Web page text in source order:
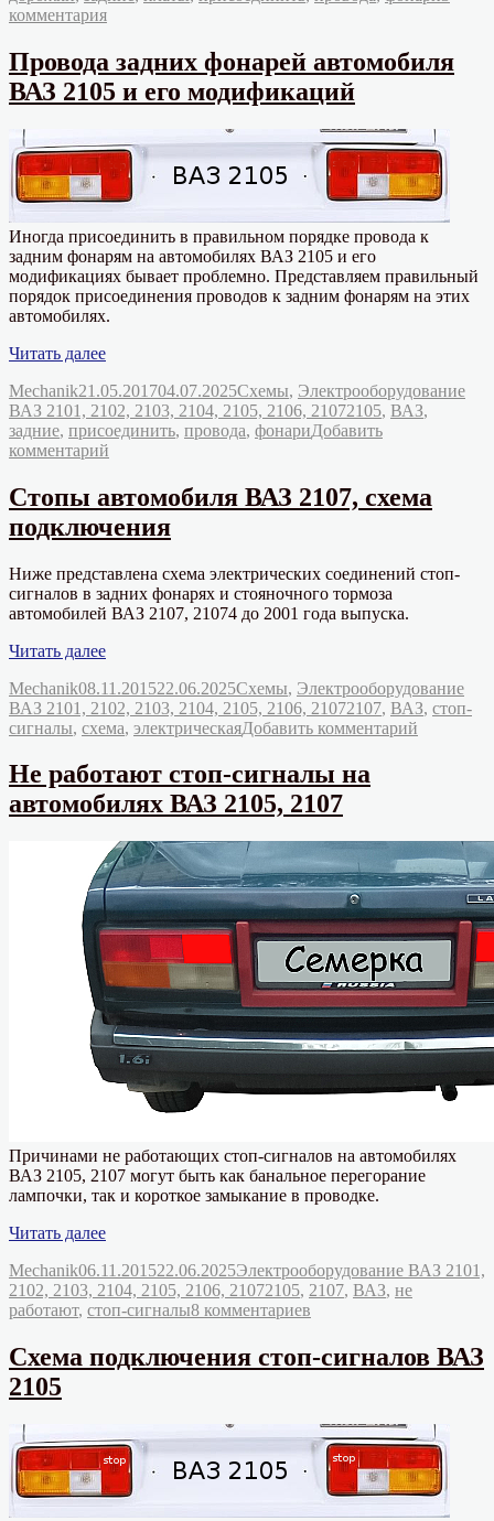
автомобиля
2107»
комментарияк
и
платы
автомобиля
ВАЗ
2107
Провода задних фонарей автомобиля
ВАЗ 2105 и его модификаций
Иногда присоединить в правильном порядке провода к
задним фонарям на автомобилях ВАЗ 2105 и его
модификациях бывает проблемно. Представляем правильный
порядок присоединения проводов к задним фонарям на этих
автомобилях.
Читать далее«Провода
фонарей
автомобиля
ВАЗ
2105
его
модификаций»
Автор
MechanikОпубликовано
21.05.201704.07.2025Рубрики
Схемы, Электрооборудование
ВАЗ 2101, 2102, 2103, 2104, 2105, 2106, 2107Метки
2105, ВАЗ,
задние, присоединить, провода, фонариДобавить
комментарий
задних
фонарей
ВАЗ
2105
и
Стопы автомобиля ВАЗ 2107, схема
подключения
Ниже представлена схема электрических соединений стоп-
сигналов в задних фонарях и стояночного тормоза
автомобилей ВАЗ 2107, 21074 до 2001 года выпуска.
Читать далее«Стопы
ВАЗ
2107,
схема
Автор
MechanikОпубликовано
08.11.201522.06.2025Рубрики
Схемы, Электрооборудование
ВАЗ 2101, 2102, 2103, 2104, 2105, 2106, 2107Метки
2107, ВАЗ, стоп-
сигналы, схема, электрическаяДобавить комментарий
схема
Не работают стоп-сигналы на
автомобилях ВАЗ 2105, 2107
Причинами не работающих стоп-сигналов на автомобилях
ВАЗ 2105, 2107 могут быть как банальное перегорание
лампочки, так и короткое замыкание в проводке.
Читать далее«Не
стоп-
сигналы
на
ВАЗ
2105,
Автор
MechanikОпубликовано
06.11.201522.06.2025Рубрики
Электрооборудование ВАЗ 2101,
2102, 2103, 2104, 2105, 2106, 2107Метки
2105, 2107, ВАЗ, не
работают, стоп-сигналы8 комментариев
работают
на
автомобилях
ВАЗ
2105,
Схема подключения стоп-сигналов ВАЗ
2105